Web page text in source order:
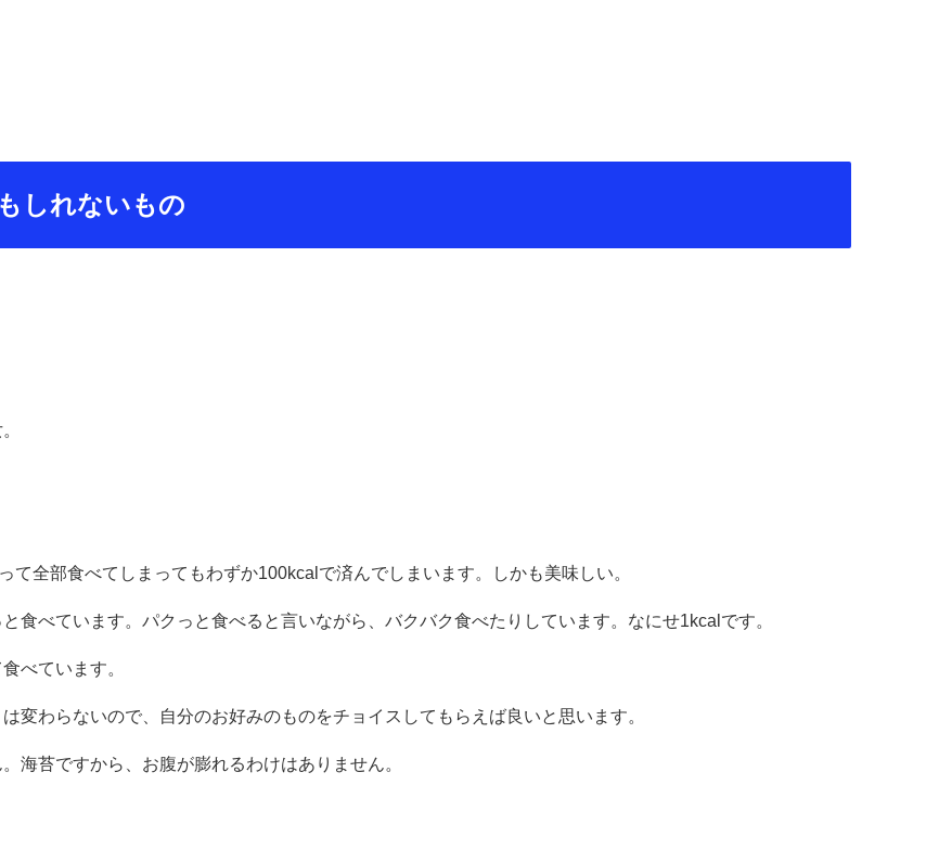
しれないもの
全部食べてしまってもわずか100kcalで済んでしまいます。しかも美味しい。
食べています。パクっと食べると言いながら、バクバク食べたりしています。なにせ1kcalです。
べています。
変わらないので、自分のお好みのものをチョイスしてもらえば良いと思います。
海苔ですから、お腹が膨れるわけはありません。